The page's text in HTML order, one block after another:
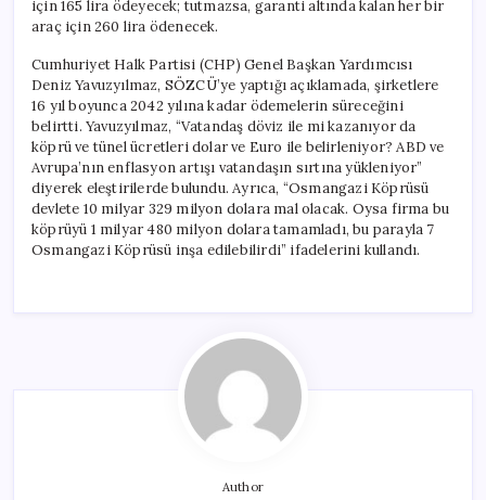
için 165 lira ödeyecek; tutmazsa, garanti altında kalan her bir
araç için 260 lira ödenecek.
Cumhuriyet Halk Partisi (CHP) Genel Başkan Yardımcısı
Deniz Yavuzyılmaz, SÖZCÜ’ye yaptığı açıklamada, şirketlere
16 yıl boyunca 2042 yılına kadar ödemelerin süreceğini
belirtti. Yavuzyılmaz, “Vatandaş döviz ile mi kazanıyor da
köprü ve tünel ücretleri dolar ve Euro ile belirleniyor? ABD ve
Avrupa’nın enflasyon artışı vatandaşın sırtına yükleniyor”
diyerek eleştirilerde bulundu. Ayrıca, “Osmangazi Köprüsü
devlete 10 milyar 329 milyon dolara mal olacak. Oysa firma bu
köprüyü 1 milyar 480 milyon dolara tamamladı, bu parayla 7
Osmangazi Köprüsü inşa edilebilirdi” ifadelerini kullandı.
Author